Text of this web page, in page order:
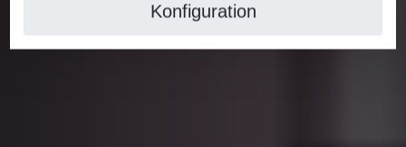
Konfiguration